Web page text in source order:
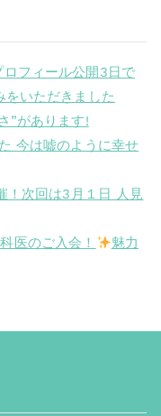
フィール公開3日で
いただきました
”があります!
今は嘘のように幸せ
！次回は3月１日 人見
医のご入会！
魅力